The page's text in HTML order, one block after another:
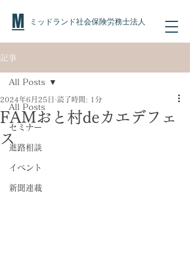
M ミッドランド社会保険労務士法人
記事
All Posts
セミナー
進路相談
イベント
新聞連載
All Posts
FAMおと村deカエデフェ
ス
2024年6月25日 読了時間: 1分